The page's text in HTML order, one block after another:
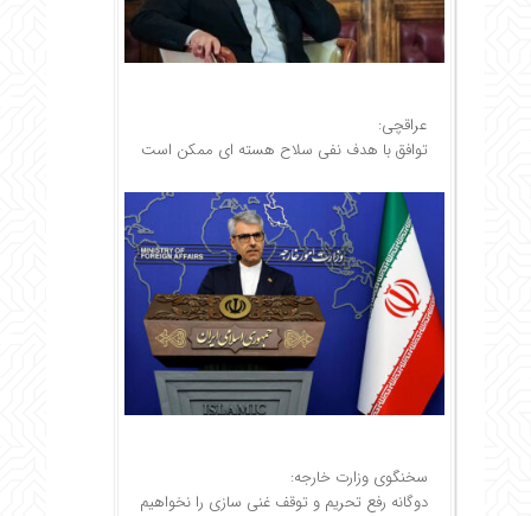
عراقچی:
توافق با هدف نفی سلاح هسته ای ممکن است
سخنگوی وزارت خارجه:
دوگانه رفع تحریم و توقف غنی سازی را نخواهیم